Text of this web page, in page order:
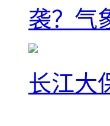
袭？气
长江大